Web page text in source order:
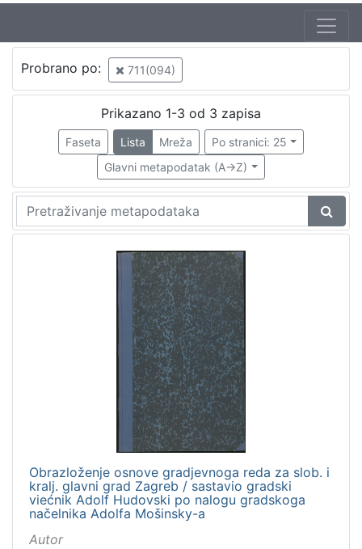
Jezik
hrvatski
Nakladnička
cjelina
Zagreb na pragu modernog doba
Propisi Gradskog poglavarstva
Probrano po: 711(094)
Prikazano 1-3 od 3 zapisa
Faseta Lista Mreža
Po stranici: 25
Glavni metapodatak (A->Z)
Obrazloženje osnove gradjevnoga reda za slob. i
kralj. glavni grad Zagreb / sastavio gradski
viećnik Adolf Hudovski po nalogu gradskoga
načelnika Adolfa Mošinsky-a
Autor